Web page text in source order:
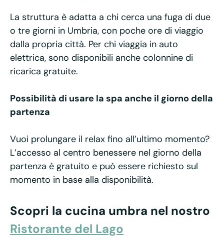
La struttura è adatta a chi cerca una fuga di due
o tre giorni in Umbria, con poche ore di viaggio
dalla propria città. Per chi viaggia in auto
elettrica, sono disponibili anche colonnine di
ricarica gratuite.
Possibilità di usare la spa anche il giorno della
partenza
Vuoi prolungare il relax fino all’ultimo momento?
L’accesso al centro benessere nel giorno della
partenza è gratuito e può essere richiesto sul
momento in base alla disponibilità.
Scopri la cucina umbra nel nostro
Ristorante del Lago